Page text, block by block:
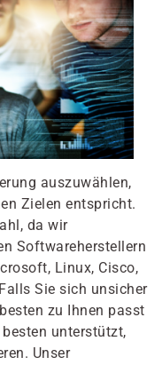
auszuwählen,
Zielen entspricht.
da wir
Softwareherstellern
Linux, Cisco,
Sie sich unsicher
zu Ihnen passt
unterstützt,
Unser